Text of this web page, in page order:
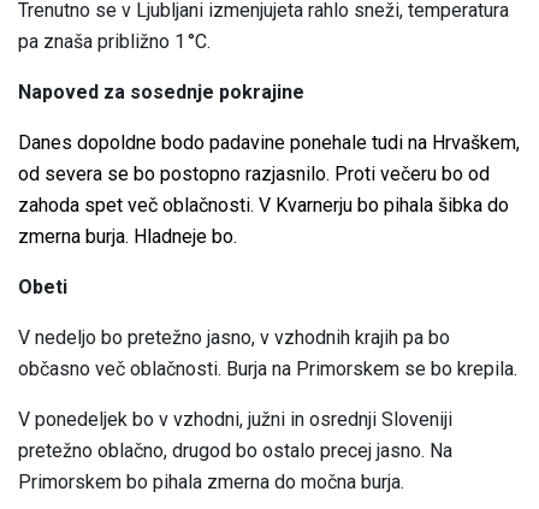
Trenutno se v Ljubljani izmenjujeta rahlo sneži, temperatura
pa znaša približno 1 °C.
Napoved za sosednje pokrajine
Danes dopoldne bodo padavine ponehale tudi na Hrvaškem,
od severa se bo postopno razjasnilo. Proti večeru bo od
zahoda spet več oblačnosti. V Kvarnerju bo pihala šibka do
zmerna burja. Hladneje bo.
Obeti
V nedeljo bo pretežno jasno, v vzhodnih krajih pa bo
občasno več oblačnosti. Burja na Primorskem se bo krepila.
V ponedeljek bo v vzhodni, južni in osrednji Sloveniji
pretežno oblačno, drugod bo ostalo precej jasno. Na
Primorskem bo pihala zmerna do močna burja.